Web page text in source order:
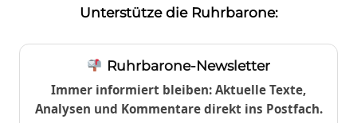
Unterstütze die Ruhrbarone:
Ruhrbarone-Newsletter
Immer informiert bleiben: Aktuelle Texte,
Analysen und Kommentare direkt ins Postfach.